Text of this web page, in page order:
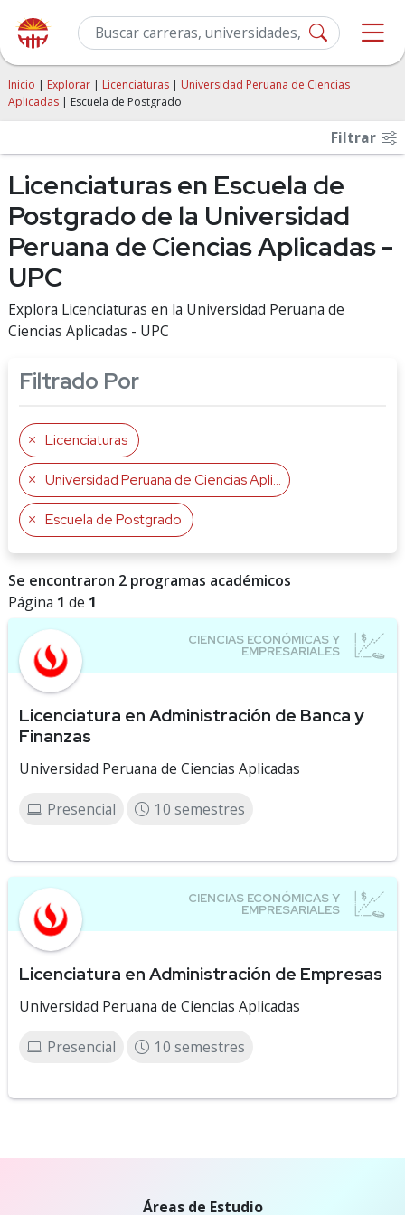
Inicio | Explorar | Licenciaturas | Universidad Peruana de Ciencias
Aplicadas | Escuela de Postgrado
Filtrar
Licenciaturas en Escuela de
Postgrado de la Universidad
Peruana de Ciencias Aplicadas -
UPC
Explora Licenciaturas en la Universidad Peruana de
Ciencias Aplicadas - UPC
Filtrado Por
Licenciaturas
Universidad Peruana de Ciencias Aplicadas
Escuela de Postgrado
Se encontraron 2 programas académicos
Página 1 de 1
Licenciatura en Administración de Banca y
Finanzas
Universidad Peruana de Ciencias Aplicadas
Presencial 10 semestres
Licenciatura en Administración de Empresas
Universidad Peruana de Ciencias Aplicadas
Presencial 10 semestres
Áreas de Estudio